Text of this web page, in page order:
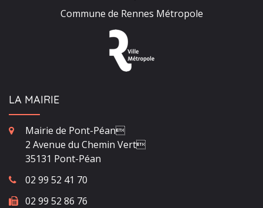
Commune de Rennes Métropole
LA MAIRIE
Mairie de Pont-Péan
2 Avenue du Chemin Vert
35131 Pont-Péan
02 99 52 41 70
02 99 52 86 76